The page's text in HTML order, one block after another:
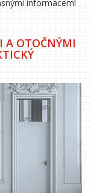
informacemi
A OTOČNÝMI